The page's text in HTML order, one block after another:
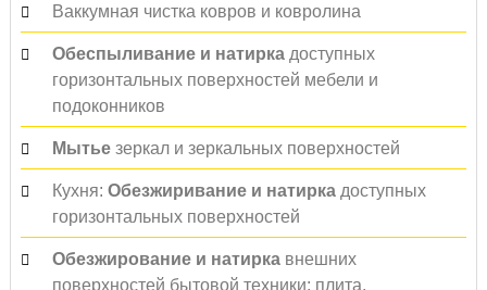
Ваккумная чистка ковров и ковролина
Обеспыливание и натирка доступных
горизонтальных поверхностей мебели и
подоконников
Мытье зеркал и зеркальных поверхностей
Кухня:Обезжиривание и натирка доступных
горизонтальных поверхностей
Обезжирование и натирка внешних
поверхностей бытовой техники: плита,